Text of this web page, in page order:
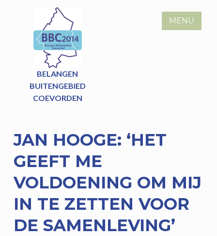
BELANGEN
BUITENGEBIED
COEVORDEN
MENU
JAN HOOGE: ‘HET
GEEFT ME
VOLDOENING OM MIJ
IN TE ZETTEN VOOR
DE SAMENLEVING’